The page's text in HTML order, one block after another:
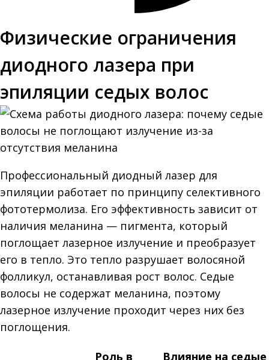
Физические ограничения
диодного лазера при
эпиляции седых волос
Профессиональный диодный лазер для
эпиляции работает по принципу селективного
фототермолиза. Его эффективность зависит от
наличия меланина — пигмента, который
поглощает лазерное излучение и преобразует
его в тепло. Это тепло разрушает волосяной
фолликул, останавливая рост волос. Седые
волосы не содержат меланина, поэтому
лазерное излучение проходит через них без
поглощения.
Роль в Влияние на седые